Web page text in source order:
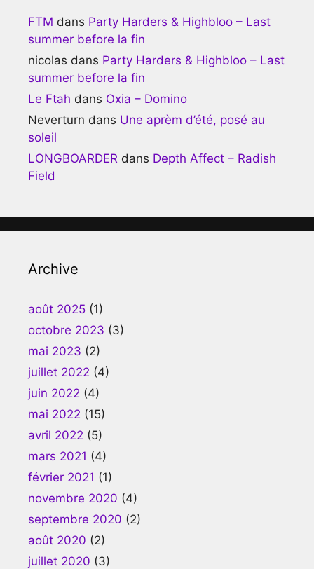
FTM dans Party Harders & Highbloo – Last
summer before la fin
nicolas dans Party Harders & Highbloo – Last
summer before la fin
Le Ftah dans Oxia – Domino
Neverturn dans Une aprèm d’été, posé au
soleil
LONGBOARDER dans Depth Affect – Radish
Field
Archive
août 2025 (1)
octobre 2023 (3)
mai 2023 (2)
juillet 2022 (4)
juin 2022 (4)
mai 2022 (15)
avril 2022 (5)
mars 2021 (4)
février 2021 (1)
novembre 2020 (4)
septembre 2020 (2)
août 2020 (2)
juillet 2020 (3)